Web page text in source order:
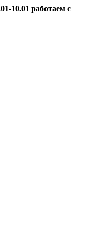
10.01 работаем с